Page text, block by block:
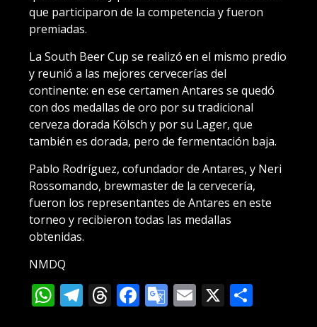
que participaron de la competencia y fueron
premiadas.
La South Beer Cup se realizó en el mismo predio
y reunió a las mejores cervecerías del
continente: en ese certamen Antares se quedó
con dos medallas de oro por su tradicional
cerveza dorada Kölsch y por su Lager, que
también es dorada, pero de fermentación baja.
Pablo Rodríguez, cofundador de Antares, y Neri
Rossomando, brewmaster de la cervecería,
fueron los representantes de Antares en este
torneo y recibieron todas las medallas
obtenidas.
NMDQ
WhatsApp
Telegram
Threads
Facebook
Google
Email
X